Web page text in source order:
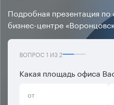
Подробная презентация
бизнес-центре
ВОПРОС 1 ИЗ2
Какая площадь офиса